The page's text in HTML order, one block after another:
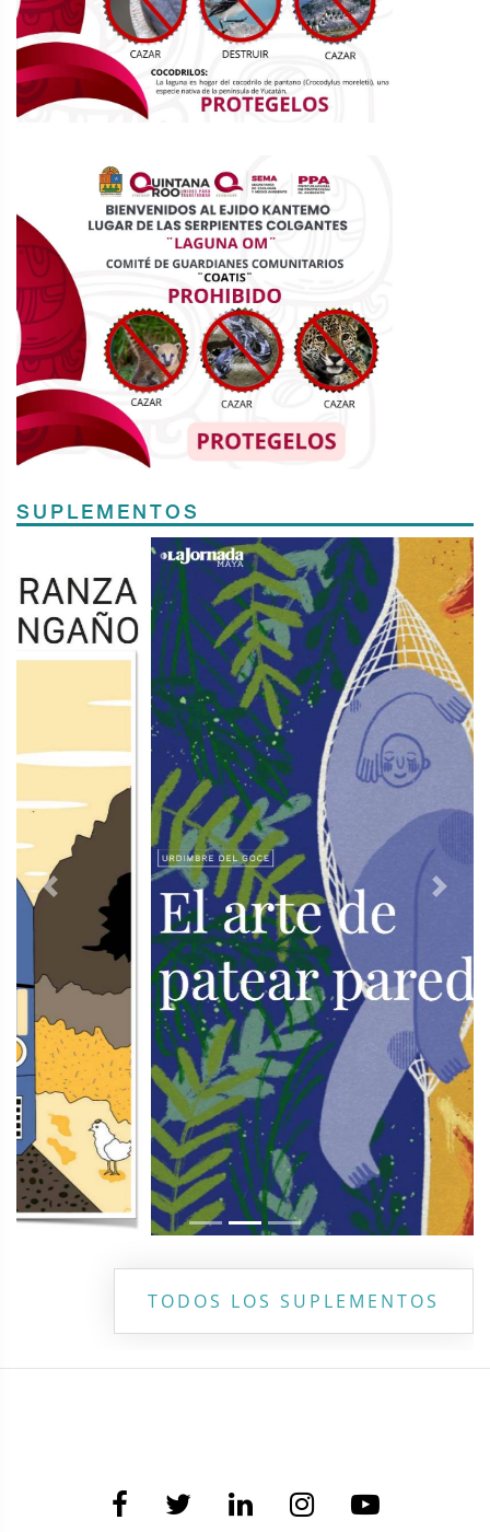
SUPLEMENTOS
Previous Next
TODOS LOS SUPLEMENTOS